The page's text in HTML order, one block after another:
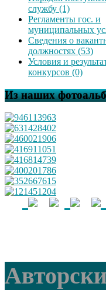
службу (1)
Регламенты гос. и
муниципальных
Сведения о
должностях (53)
Условия и
конкурсов (0)
Из наших